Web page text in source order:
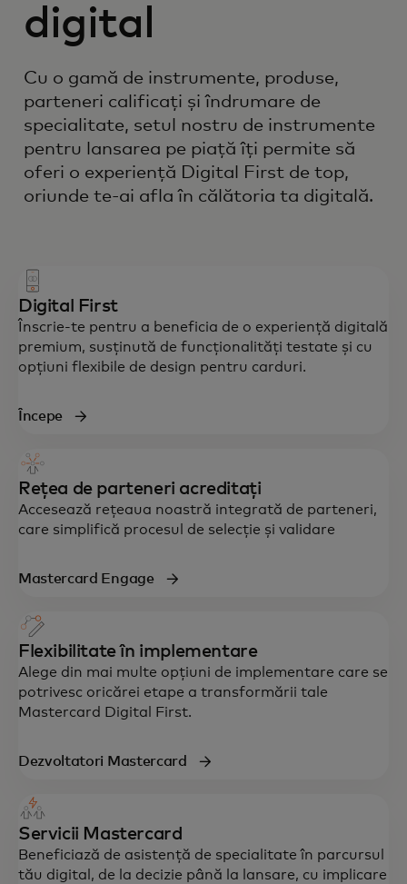
digital
Cu o gamă de instrumente, produse,
parteneri calificați și îndrumare de
specialitate, setul nostru de instrumente
pentru lansarea pe piață îți permite să
oferi o experiență Digital First de top,
oriunde te-ai afla în călătoria ta digitală.
Digital First
Înscrie-te pentru a beneficia de o experiență digitală
premium, susținută de funcționalități testate și cu
opțiuni flexibile de design pentru carduri.
Începe
Rețea de parteneri acreditați
Accesează rețeaua noastră integrată de parteneri,
care simplifică procesul de selecție și validare
Mastercard Engage
Flexibilitate în implementare
Alege din mai multe opțiuni de implementare care se
potrivesc oricărei etape a transformării tale
Mastercard Digital First.
Dezvoltatori Mastercard
Servicii Mastercard
Beneficiază de asistență de specialitate în parcursul
tău digital, de la decizie până la lansare, cu implicare